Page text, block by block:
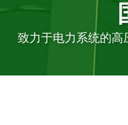
致力于电力系统的高